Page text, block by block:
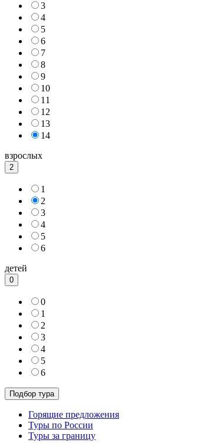
3
4
5
6
7
8
9
10
11
12
13
14
взрослых
2
1
2
3
4
5
6
детей
0
0
1
2
3
4
5
6
Горящие предложения
Туры по России
Туры за границу